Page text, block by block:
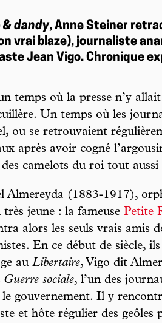
dandy, Anne Steiner
vrai blaze), journaliste
Jean Vigo. Chronique
temps où la presse n’y allait
Un temps où les
ou se retrouvaient
après avoir cogné
des camelots du roi tout aussi
Almereyda (1883-1917),
jeune : la fameuse Petite
alors les seuls vrais amis
En ce début de siècle,
au Libertaire, Vigo dit
Guerre sociale, l’un des
le gouvernement. Il y
et hôte régulier des geôles